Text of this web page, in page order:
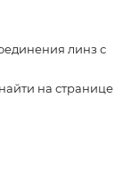
линз с
на странице